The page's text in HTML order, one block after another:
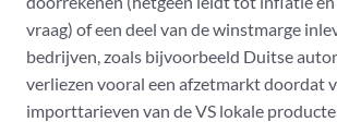
vraag) of een deel van de winstmarge
bedrijven, zoals bijvoorbeeld Duitse
verliezen vooral een afzetmarkt doordat
importtarieven van de VS lokale